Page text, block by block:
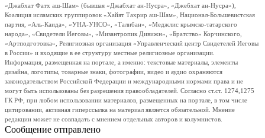
«Джабхат Фатх аш-Шам» (бывшая «Джабхат ан-Нусра», «Джебхат ан-Нусра»),
Коалиция исламских группировок «Хайят Тахрир аш-Шам», Национал-Большевистская
партия, «Аль-Каида», «УНА-УНСО», «Талибан», «Меджлис крымско-татарского
народа», «Свидетели Иеговы», «Мизантропик Дивижн», «Братство» Корчинского,
«Артподготовка», Религиозная организация «Управленческий центр Свидетелей Иеговы
в России» и входящие в ее структуру местные религиозные организации.
Информация, размещенная на портале, а именно: текстовые материалы, элементы
дизайна, логотипы, товарные знаки, фотографии, видео и аудио охраняются
законодательством Российской Федерации и международными нормами права и не
могут быть использованы без разрешения правообладателей. Согласно ст.ст. 1274,1275
ГК РФ, при любом использовании материалов, размещенных на портале, в том числе
цитировании, активная гиперссылка на материал является обязательной. Мнение
редакции может не совпадать с мнением отдельных авторов и колумнистов.
Сообщение отправлено